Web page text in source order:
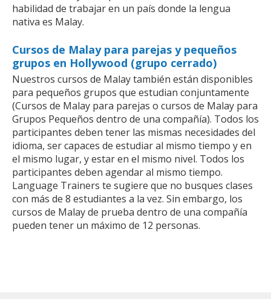
habilidad de trabajar en un país donde la lengua
nativa es Malay.
Cursos de Malay para parejas y pequeños
grupos en Hollywood (grupo cerrado)
Nuestros cursos de Malay también están disponibles
para pequeños grupos que estudian conjuntamente
(Cursos de Malay para parejas o cursos de Malay para
Grupos Pequeños dentro de una compañía). Todos los
participantes deben tener las mismas necesidades del
idioma, ser capaces de estudiar al mismo tiempo y en
el mismo lugar, y estar en el mismo nivel. Todos los
participantes deben agendar al mismo tiempo.
Language Trainers te sugiere que no busques clases
con más de 8 estudiantes a la vez. Sin embargo, los
cursos de Malay de prueba dentro de una compañía
pueden tener un máximo de 12 personas.